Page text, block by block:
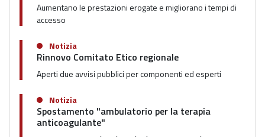
Aumentano le prestazioni erogate e migliorano i tempi di
accesso
Notizia
Rinnovo Comitato Etico regionale
Aperti due avvisi pubblici per componenti ed esperti
Notizia
Spostamento "ambulatorio per la terapia
anticoagulante"